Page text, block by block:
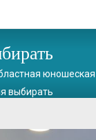
юношеская
выбирать